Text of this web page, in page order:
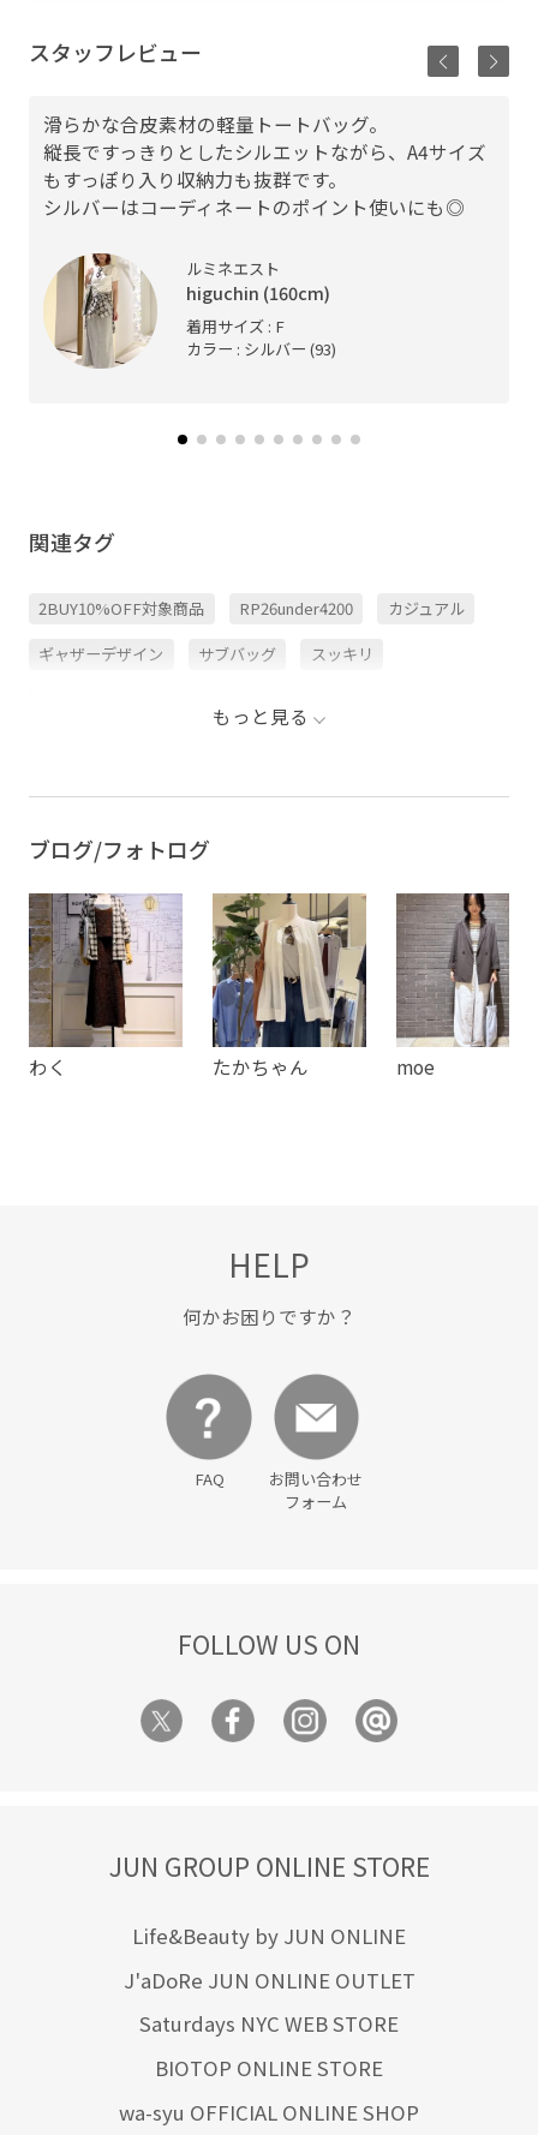
スタッフレビュー
滑らかな合皮素材の軽量トートバッグ。
縦長ですっきりとしたシルエットながら、A4サイズ
もすっぽり入り収納力も抜群です。
シルバーはコーディネートのポイント使いにも◎
ルミネエスト
higuchin (160cm)
着用サイズ : F
カラー : シルバー (93)
関連タグ
2BUY10%OFF対象商品 RP26under4200 カジュアル
ギャザーデザイン サブバッグ スッキリ
レイヤードスタイル ヴィンテージ ヴィンテージ感
上品 大人可愛い
もっと見る
ブログ/フォトログ
わく たかちゃん moe
HELP
何かお困りですか？
FAQ
お問い合わせ
フォーム
FOLLOW US ON
JUN GROUP ONLINE STORE
Life&Beauty by JUN ONLINE
J'aDoRe JUN ONLINE OUTLET
Saturdays NYC WEB STORE
BIOTOP ONLINE STORE
wa-syu OFFICIAL ONLINE SHOP